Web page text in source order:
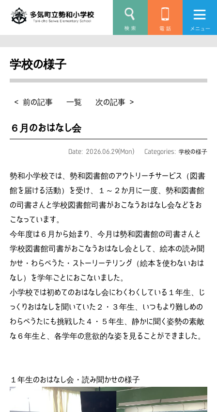
学校の様子
< 前の記事 一覧 次の記事 >
６月のおはなし会
Date: 2026.06.29(Mon) Categories: 学校の様子
勢和小学校では、勢和図書館のアウトリーチサービス（図書
館を届ける活動）を受け、１～２か月に一度、勢和図書館
の司書さんと学校図書館司書がおこなうおはなし会などをお
こなっています。
今年度は６月から始まり、今月は勢和図書館の司書さんと
学校図書館司書がおこなうおはなし会として、絵本の読み聞
かせ・わらべうた・ストーリーテリング（絵本を使わないおは
なし）を学年ごとにおこないました。
小学校では初めてのおはなし会にわくわくしている１年生、じ
っくりおはなしを聞いていた２・３年生、いつもより難しめの
わらべうたにも挑戦した４・５年生、静かに聞く姿勢の素敵
な６年生と、各学年の意欲的な姿を見ることができました。
１年生のおはなし会・読み聞かせの様子